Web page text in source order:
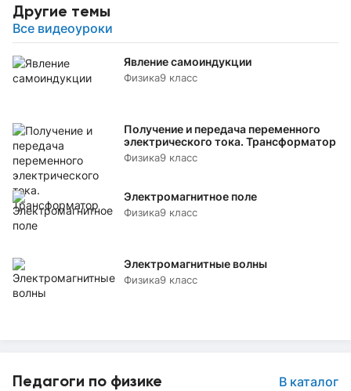
Другие темы
Все видеоуроки
Явление самоиндукции
Физика9 класс
Получение и передача переменного
электрического тока. Трансформатор
Физика9 класс
Электромагнитное поле
Физика9 класс
Электромагнитные волны
Физика9 класс
Педагоги по физике В каталог